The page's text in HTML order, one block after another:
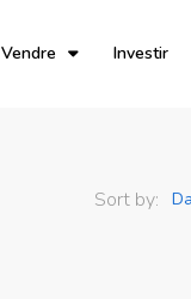
Vendre Investir
Sort by: